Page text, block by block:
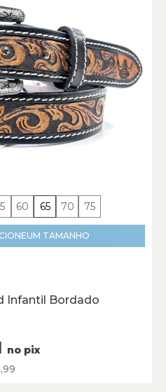
60 65 70 75
UM TAMANHO
Infantil Bordado
no pix